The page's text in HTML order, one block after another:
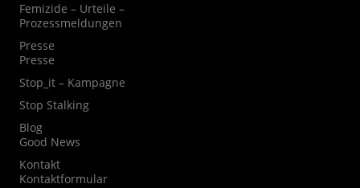
Femizide – Urteile –
Prozessmeldungen
Presse
Presse
Stop_it – Kampagne
Stop Stalking
Blog
Good News
Kontakt
Kontaktformular